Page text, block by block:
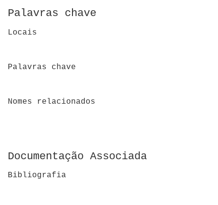
Palavras chave
Locais
Palavras chave
Nomes relacionados
Documentação Associada
Bibliografia